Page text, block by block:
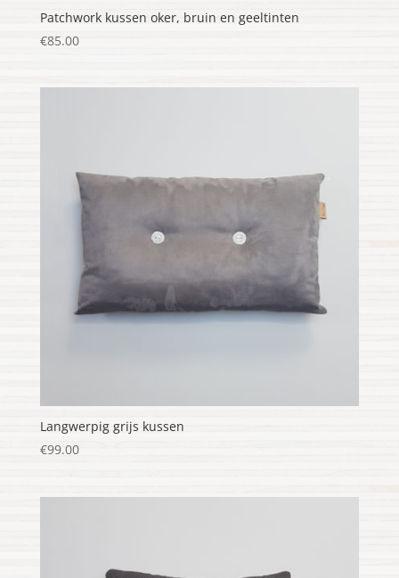
Patchwork kussen oker, bruin en geeltinten
€85.00
Langwerpig grijs kussen
€99.00